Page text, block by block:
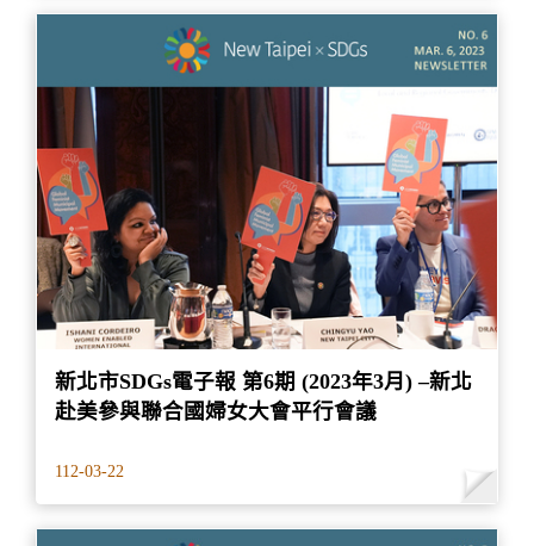
新北市SDGs電子報 第6期 (2023年3月) –新北
赴美參與聯合國婦女大會平行會議
112-03-22